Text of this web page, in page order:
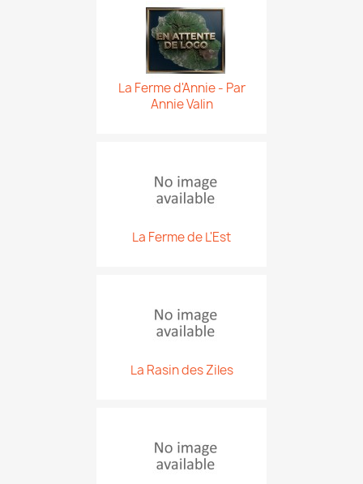
La Ferme d'Annie - Par
Annie Valin
La Ferme de L'Est
La Rasin des Ziles